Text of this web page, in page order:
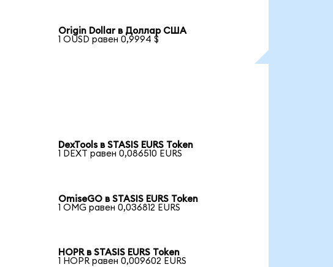
Origin Dollar в Доллар США
1 OUSD равен 0,9994 $
DexTools в STASIS EURS Token
1 DEXT равен 0,086510 EURS
OmiseGO в STASIS EURS Token
1 OMG равен 0,036812 EURS
HOPR в STASIS EURS Token
1 HOPR равен 0,009602 EURS